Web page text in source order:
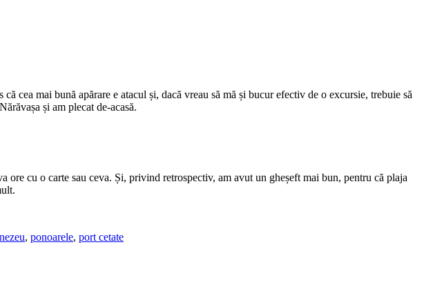
cea mai bună apărare e atacul și, dacă vreau să mă și bucur efectiv de o excursie, trebuie să
și am plecat de-acasă.
ore cu o carte sau ceva. Și, privind retrospectiv, am avut un gheșeft mai bun, pentru că plaja
, ponoarele, port cetate